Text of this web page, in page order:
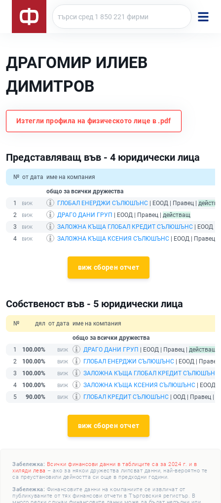
ДРАГОМИР ИЛИЕВ
ДИМИТРОВ
Изтегли профила на физическото лице в .pdf
Представляващ във - 4 юридически лица
№ от дата име на компания
общо за всички дружества
1
ГЛОБАЛ ЕНЕРДЖИ СЪЛЮШЪНС | ЕООД | Правец |
2
ДРАГО ДАНИ ГРУП | ЕООД | Правец | действащ
3
ЗАЛОЖНА КЪЩА ГЛОБАЛ КРЕДИТ СЪЛЮШЪНС | ЕООД |
4
ЗАЛОЖНА КЪЩА КСЕНИЯ СЪЛЮШЪНС | ЕООД | Правец |
виж сборен отчет
Собственост във - 5 юридически лица
№ дял от дата име на компания
общо за всички дружества
1
100.00% ДРАГО ДАНИ ГРУП | ЕООД | Правец | действащ
2
100.00% ГЛОБАЛ ЕНЕРДЖИ СЪЛЮШЪНС | ЕООД |
3
100.00% ЗАЛОЖНА КЪЩА ГЛОБАЛ КРЕДИТ СЪЛЮШЪНС
4
100.00% ЗАЛОЖНА КЪЩА КСЕНИЯ СЪЛЮШЪНС | ЕООД |
5
90.00% ГЛОБАЛ КРЕДИТ СЪЛЮШЪНС | ООД | Правец |
виж сборен отчет
Забележка: Всички финансови данни в таблиците са за 2024 г. и в
хиляди лева – ако за някои дружества липсват данни, най-вероятно те
са преустановили дейността си още в предходни години.
Забележка: Финансовите данни на компаниите се извличат от
публикуваните от тях финансови отчети в Търговския регистър. В